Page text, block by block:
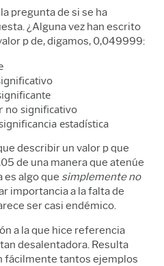
pregunta de si se ha
¿Alguna vez han escrito
p de, digamos, 0,049999:
no significativo
estadística
describir un valor p que
de una manera que atenúe
es algo que simplemente no
importancia a la falta de
ser casi endémico.
a la que hice referencia
desalentadora. Resulta
fácilmente tantos ejemplos